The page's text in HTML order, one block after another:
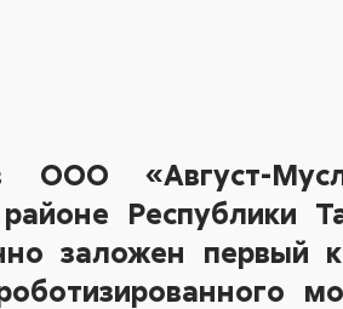
ООО «Август-
Республики
заложен первый